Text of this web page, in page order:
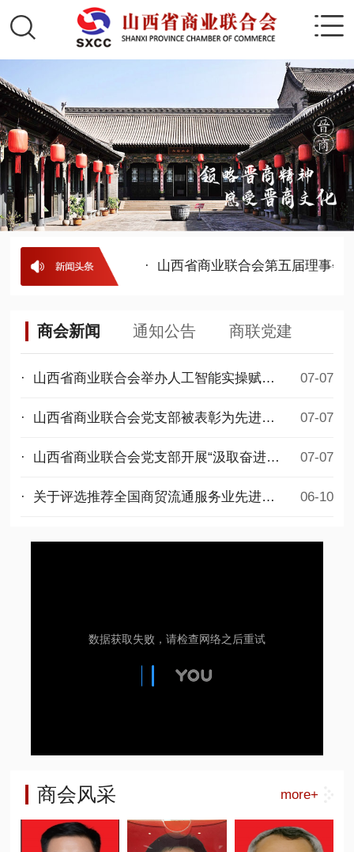
理事会-理事名单 · 山西省商业联合会第五届理事会-
商会新闻 通知公告 商联党建
· 山西省商业联合会举办人工智能实操赋能公益培训 07-07
· 山西省商业联合会党支部被表彰为先进基层党组织 07-07
· 山西省商业联合会党支部开展“汲取奋进力量，勇担时代使命”迎七一主题党日活动 07-07
· 关于评选推荐全国商贸流通服务业先进集体和先进个人拟选名单的公示 06-10
商会风采 more+